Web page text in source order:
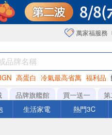
萬家福服務
高蛋白 冷氣最高省萬 福利品
海苔
品牌旗艦館 買一送一
生活家電 熱門3C